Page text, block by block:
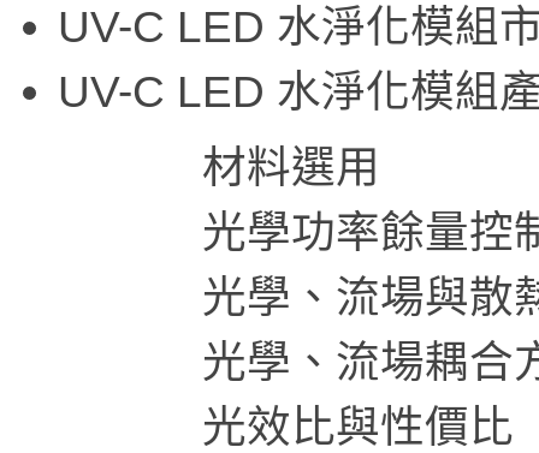
UV-C LED 水淨化模組
UV-C LED 水淨化模組
材料選用
光學功率餘量控
光學、流場與散熱
光學、流場耦合
光效比與性價比